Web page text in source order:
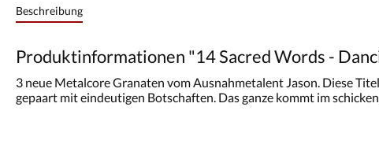
Beschreibung
Produktinformationen "14 Sacred Words -
3 neue Metalcore Granaten vom Ausnahmetalent Jason. Diese
gepaart mit eindeutigen Botschaften. Das ganze kommt im